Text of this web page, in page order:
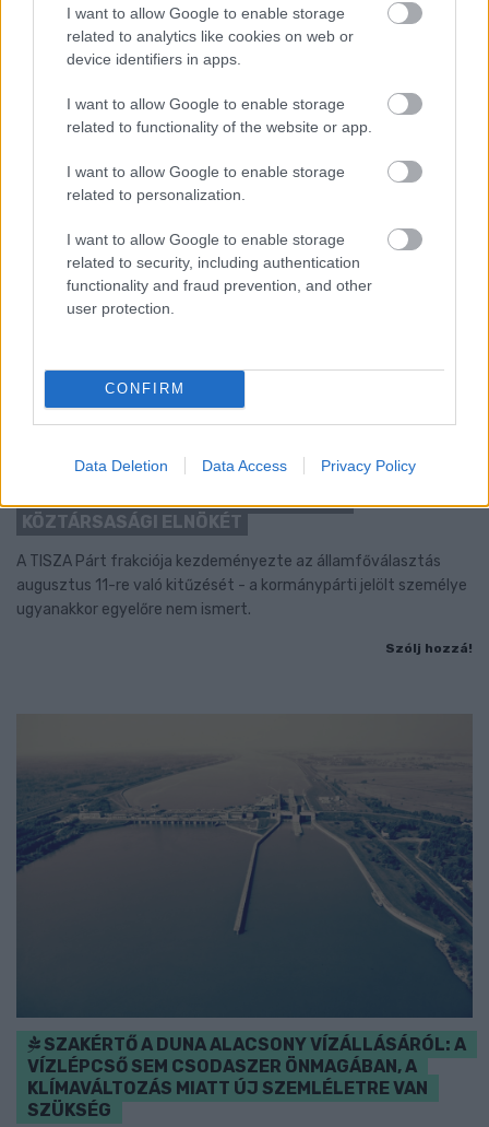
I want to allow Google to enable storage
related to analytics like cookies on web or
device identifiers in apps.
I want to allow Google to enable storage
related to functionality of the website or app.
I want to allow Google to enable storage
related to personalization.
I want to allow Google to enable storage
related to security, including authentication
functionality and fraud prevention, and other
user protection.
CONFIRM
Data Deletion Data Access Privacy Policy
Nem vicc! A Fidesz maradéka tényleg egy ingyenes e-mail
szolgáltatást használt, hogy megvédje a Fidesz maradékát.
KEDDEN MEGVÁLASZTHATJA AZ
KÖZTÁRSASÁGI ELNÖKÉT
A TISZA Párt frakciója kezdeményezte az államfőválasztás
augusztus 11-re való kitűzését - a kormánypárti jelölt személye
ugyanakkor egyelőre nem ismert.
Szólj hozzá!
SZAKÉRTŐ A DUNA ALACSONY VÍZÁLLÁSÁRÓL: A
VÍZLÉPCSŐ SEM CSODASZER ÖNMAGÁBAN, A
KLÍMAVÁLTOZÁS MIATT ÚJ SZEMLÉLETRE VAN
SZÜKSÉG